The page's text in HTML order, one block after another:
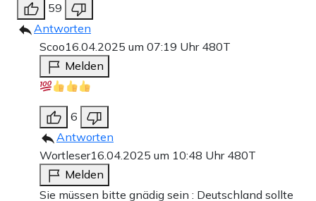
59
Antworten
Scoo16.04.2025 um 07:19 Uhr 480T
Melden
6
Antworten
Wortleser16.04.2025 um 10:48 Uhr 480T
Melden
Sie müssen bitte gnädig sein : Deutschland sollte